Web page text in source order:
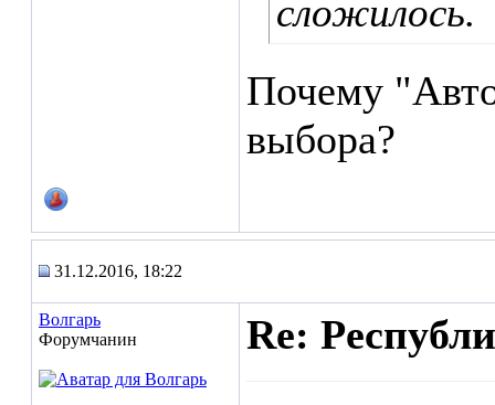
сложилось.
Почему
выбора?
31.12.2016, 18:22
Волгарь
Форумчанин
Re: